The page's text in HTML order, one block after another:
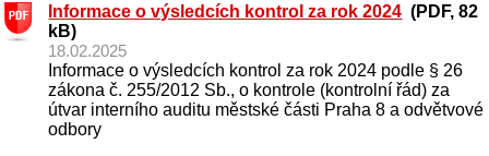
Informace o výsledcích kontrol za rok 2024 (PDF, 82
kB)
18.02.2025
Informace o výsledcích kontrol za rok 2024 podle § 26
zákona č. 255/2012 Sb., o kontrole (kontrolní řád) za
útvar interního auditu městské části Praha 8 a odvětvové
odbory